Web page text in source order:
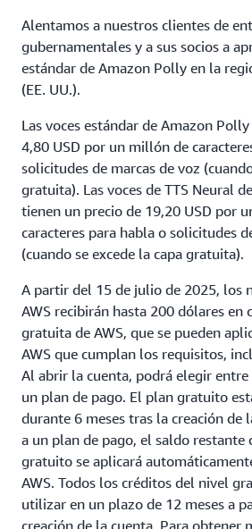
sintetizada
10 000 caracteres
de datos de
Marcadores del
~13 minutos
Alentamos a nuestros clientes de
gubernamentales y a sus socios a
estándar de Amazon Polly en la
(EE. UU.).
Las voces estándar de Amazon
4,80 USD por un millón de
solicitudes de marcas de voz
gratuita). Las voces de TTS Neural
tienen un precio de 19,20 USD por
caracteres para habla o solicitudes
(cuando se excede la capa gratuita).
A partir del 15 de julio de 2025, los
AWS recibirán hasta 200 dólares en
gratuita de AWS, que se pueden
AWS que cumplan los requisitos,
Al abrir la cuenta, podrá elegir
un plan de pago. El plan gratuito
durante 6 meses tras la creación de
a un plan de pago, el saldo restante
gratuito se aplicará
AWS. Todos los créditos del nivel
utilizar en un plazo de 12 meses a
creación de la cuenta. Para obtener